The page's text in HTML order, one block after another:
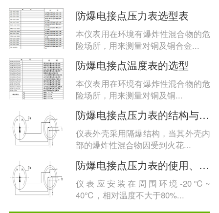
防爆电接点压力表选型表
本仪表用在环境有爆炸性混合物的危
险场所，用来测量对铜及铜合金...
防爆电接点温度表的选型
本仪表用在环境有爆炸性混合物的危
险场所，用来测量对铜及铜...
防爆电接点压力表的结构与工作原理
仪表外壳采用隔爆结构，当其外壳内
部的爆炸性混合物因受到火花...
防爆电接点压力表的使用、维护与检修
仪表应安装在周围环境-20℃~
40℃，相对温度不大于80%...